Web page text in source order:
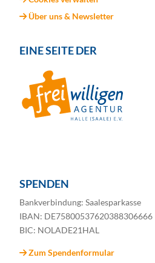
Über uns & Newsletter
EINE SEITE DER
SPENDEN
Bankverbindung: Saalesparkasse
IBAN: DE75800537620388306666
BIC: NOLADE21HAL
Zum Spendenformular